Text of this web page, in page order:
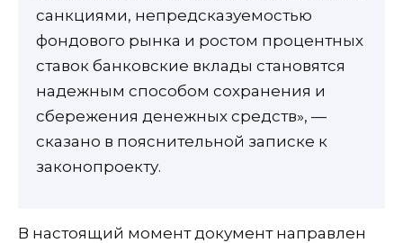
санкциями, непредсказуемостью
фондового рынка и ростом процентных
ставок банковские вклады становятся
надежным способом сохранения и
сбережения денежных средств», —
сказано в пояснительной записке к
законопроекту.
В настоящий момент документ направлен